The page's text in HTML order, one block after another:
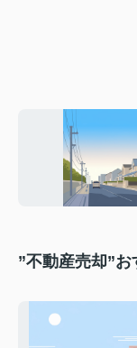
”不動産売却”